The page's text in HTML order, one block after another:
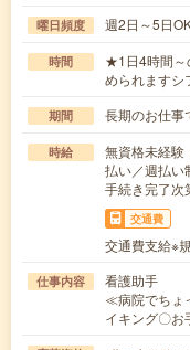
曜日頻度 週2日～5日
時間
★1日4時間～
められます
期間 長期のお仕
時給
無資格未経
払い／週払い
手続き完了次
交通費
交通費支給※
仕事内容
看護助手
≪病院でちょ
イキング〇